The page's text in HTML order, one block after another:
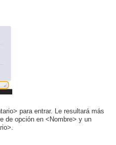
para entrar. Le resultará más
de opción en <Nombre> y un